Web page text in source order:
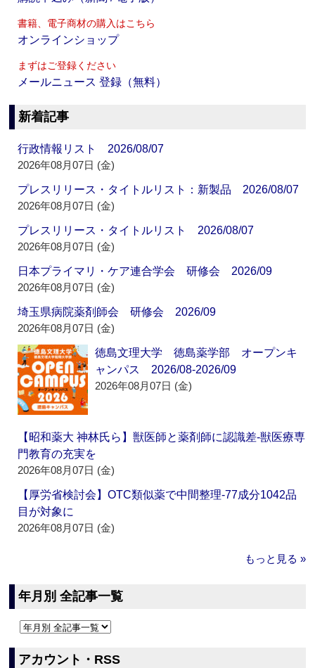
書籍、電子商材の購入はこちら
オンラインショップ
まずはご登録ください
メールニュース 登録（無料）
新着記事
行政情報リスト 2026/08/07
2026年08月07日 (金)
プレスリリース・タイトルリスト：新製品 2026/08/07
2026年08月07日 (金)
プレスリリース・タイトルリスト 2026/08/07
2026年08月07日 (金)
日本プライマリ・ケア連合学会 研修会 2026/09
2026年08月07日 (金)
埼玉県病院薬剤師会 研修会 2026/09
2026年08月07日 (金)
徳島文理大学 徳島薬学部 オープンキ
ャンパス 2026/08-2026/09
2026年08月07日 (金)
【昭和薬大 神林氏ら】獣医師と薬剤師に認識差‐獣医療専
門教育の充実を
2026年08月07日 (金)
【厚労省検討会】OTC類似薬で中間整理‐77成分1042品
目が対象に
2026年08月07日 (金)
もっと見る »
年月別 全記事一覧
アカウント・RSS